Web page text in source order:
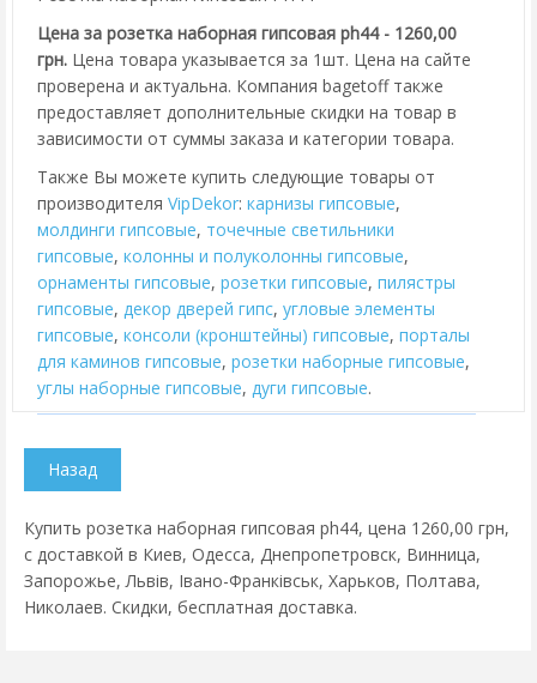
Цена за розетка наборная гипсовая ph44 - 1260,00
грн. Цена товара указывается за 1шт. Цена на сайте
проверена и актуальна. Компания bagetoff также
предоставляет дополнительные скидки на товар в
зависимости от суммы заказа и категории товара.
Также Вы можете купить следующие товары от
производителя VipDekor: карнизы гипсовые,
молдинги гипсовые, точечные светильники
гипсовые, колонны и полуколонны гипсовые,
орнаменты гипсовые, розетки гипсовые, пилястры
гипсовые, декор дверей гипс, угловые элементы
гипсовые, консоли (кронштейны) гипсовые, порталы
для каминов гипсовые, розетки наборные гипсовые,
углы наборные гипсовые, дуги гипсовые.
Купить розетка наборная гипсовая ph44, цена 1260,00 грн,
с доставкой в Киев, Одесса, Днепропетровск, Винница,
Запорожье, Львів, Івано-Франківськ, Харьков, Полтава,
Николаев. Скидки, бесплатная доставка.